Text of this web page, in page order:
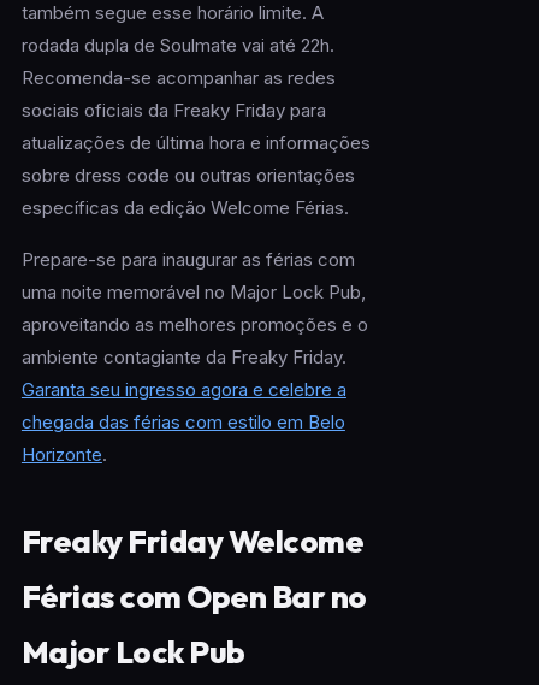
também segue esse horário limite. A
rodada dupla de Soulmate vai até 22h.
Recomenda-se acompanhar as redes
sociais oficiais da Freaky Friday para
atualizações de última hora e informações
sobre dress code ou outras orientações
específicas da edição Welcome Férias.
Prepare-se para inaugurar as férias com
uma noite memorável no Major Lock Pub,
aproveitando as melhores promoções e o
ambiente contagiante da Freaky Friday.
Garanta seu ingresso agora e celebre a
chegada das férias com estilo em Belo
Horizonte.
Freaky Friday Welcome
Férias com Open Bar no
Major Lock Pub